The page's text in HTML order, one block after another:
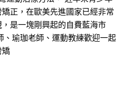
正，在歐美先進國家已經非常
是一塊剛興起的自費藍海市
瑜珈老師、運動教練歡迎一起
矯